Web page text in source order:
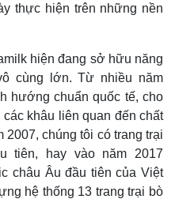
Xe máy
Tư vấn
thực hiện trên những nền
hiện đang sở hữu năng
cùng lớn. Từ nhiều năm
hướng chuẩn quốc tế, cho
khâu liên quan đến chất
chúng tôi có trang trại
tiên, hay vào năm 2017
châu Âu đầu tiên của Việt
hệ thống 13 trang trại bò